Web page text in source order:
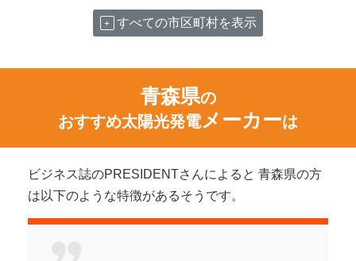
すべての市区町村を表示
青森県の
おすすめ太陽光発電メーカーは
ビジネス誌のPRESIDENTさんによると 青森県の方
は以下のような特徴があるそうです。